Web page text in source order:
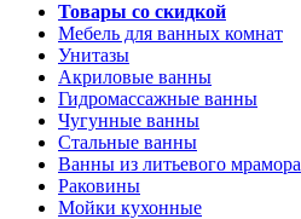
Товары со скидкой
Мебель для ванных комнат
Унитазы
Акриловые ванны
Гидромассажные ванны
Чугунные ванны
Стальные ванны
Ванны из литьевого мрамора
Раковины
Мойки кухонные